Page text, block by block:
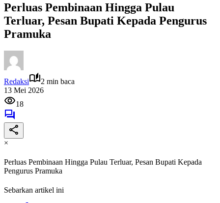
Perluas Pembinaan Hingga Pulau
Terluar, Pesan Bupati Kepada Pengurus
Pramuka
Redaksi
2 min baca
13 Mei 2026
18
×
Perluas Pembinaan Hingga Pulau Terluar, Pesan Bupati Kepada
Pengurus Pramuka
Sebarkan artikel ini